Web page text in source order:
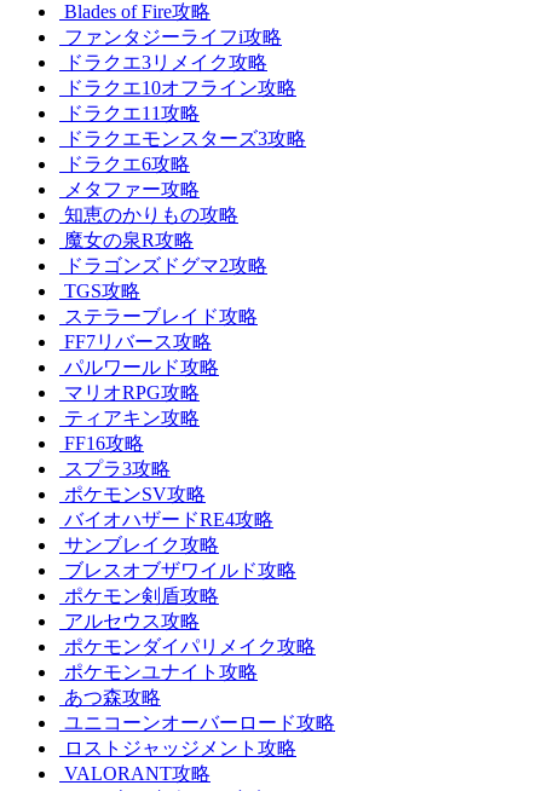
Blades of Fire攻略
ファンタジーライフi攻略
ドラクエ3リメイク攻略
ドラクエ10オフライン攻略
ドラクエ11攻略
ドラクエモンスターズ3攻略
ドラクエ6攻略
メタファー攻略
知恵のかりもの攻略
魔女の泉R攻略
ドラゴンズドグマ2攻略
TGS攻略
ステラーブレイド攻略
FF7リバース攻略
パルワールド攻略
マリオRPG攻略
ティアキン攻略
FF16攻略
スプラ3攻略
ポケモンSV攻略
バイオハザードRE4攻略
サンブレイク攻略
ブレスオブザワイルド攻略
ポケモン剣盾攻略
アルセウス攻略
ポケモンダイパリメイク攻略
ポケモンユナイト攻略
あつ森攻略
ユニコーンオーバーロード攻略
ロストジャッジメント攻略
VALORANT攻略